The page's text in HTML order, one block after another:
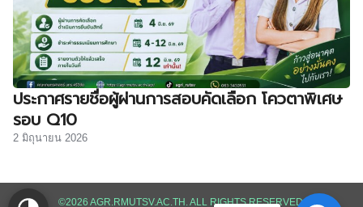
ประกาศรายชื่อผู้ผ่านการสอบคัดเลือก โควตาพิเศษ
รอบ Q10
2 มิถุนายน 2026
©2026 AGR.RMUTSV.AC.TH. ALL RIGHTS RESERVED.